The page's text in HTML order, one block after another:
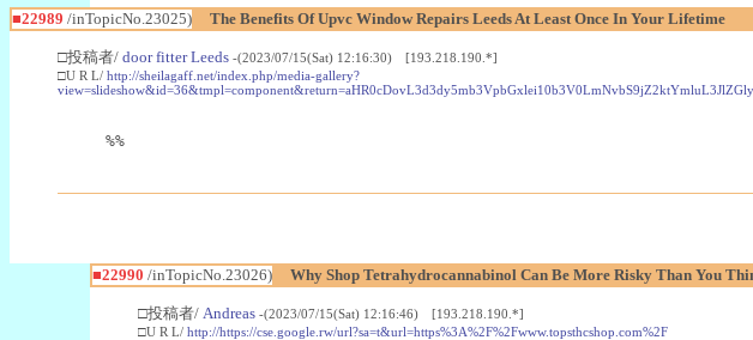
■22989 /inTopicNo.23025) The Benefits Of Upvc Window Repairs Leeds At Least Once In Your Lifetime
□投稿者/ door fitter Leeds -(2023/07/15(Sat) 12:16:30) [193.218.190.*]
□U R L/ http://sheilagaff.net/index.php/media-gallery?
%%
■22990 /inTopicNo.23026) Why Shop Tetrahydrocannabinol Can Be More Risky Than You
□投稿者/ Andreas -(2023/07/15(Sat) 12:16:46) [193.218.190.*]
□U R L/ http://https://cse.google.rw/url?sa=t&url=https%3A%2F%2Fwww.topsthcshop.com%2F